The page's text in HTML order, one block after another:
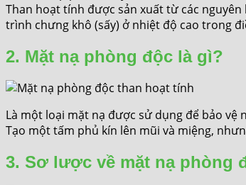
Than hoạt tính được sản xuất từ các
trình chưng khô (sấy) ở nhiệt độ cao trong
2. Mặt nạ phòng độc là gì?
Là một loại mặt nạ được sử dụng để bảo vệ
Tạo một tấm phủ kín lên mũi và miệng,
3. Sơ lược về mặt nạ phòng